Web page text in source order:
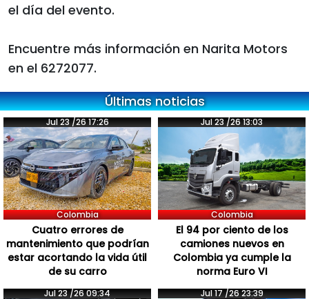
el día del evento.
Encuentre más información en Narita Motors
en el 6272077.
Últimas noticias
Jul 23 /26 17:26
Colombia
Cuatro errores de
mantenimiento que podrían
estar acortando la vida útil
de su carro
Jul 23 /26 13:03
Colombia
El 94 por ciento de los
camiones nuevos en
Colombia ya cumple la
norma Euro VI
Jul 23 /26 09:34 Jul 17 /26 23:39